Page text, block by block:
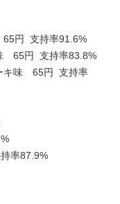
65円 支持率91.6%
65円 支持率83.8%
キ味 65円 支持率
率87.9%